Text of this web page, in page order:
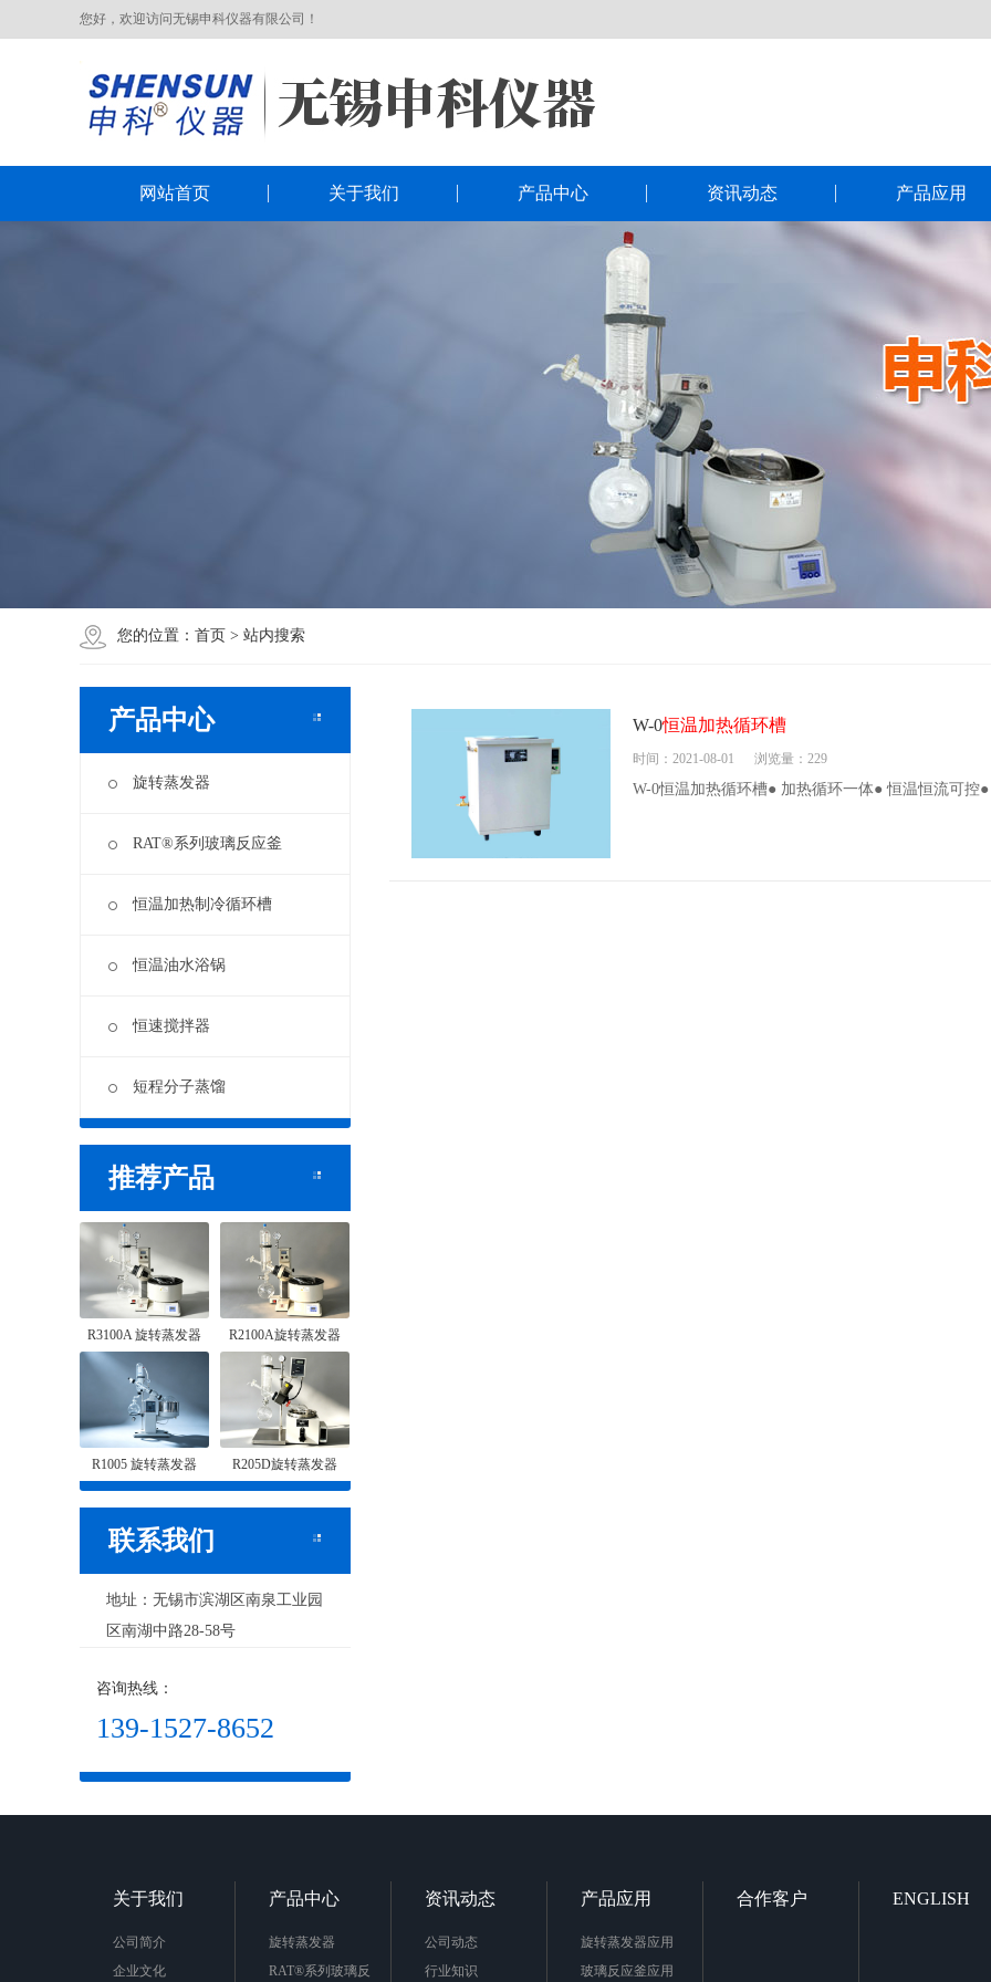
您好，欢迎访问无锡申科仪器有限公司！
网站首页 关于我们 产品中心 资讯动态 产品应用
您的位置： 首页 > 站内搜索
产品中心
旋转蒸发器
RAT®系列玻璃反应釜
恒温加热制冷循环槽
恒温油水浴锅
恒速搅拌器
短程分子蒸馏
推荐产品
R3100A 旋转蒸发器 R2100A旋转蒸发器
R1005 旋转蒸发器 R205D旋转蒸发器
联系我们
地址：无锡市滨湖区南泉工业园
区南湖中路28-58号
咨询热线：
139-1527-8652
W-0恒温加热循环槽
时间：2021-08-01 浏览量：229
W-0恒温加热循环槽● 加热循环一体● 恒温恒流可
关于我们
公司简介
企业文化
产品中心
旋转蒸发器
RAT®系列玻璃反
资讯动态
公司动态
行业知识
产品应用
旋转蒸发器应用
玻璃反应釜应用
合作客户 ENGLISH